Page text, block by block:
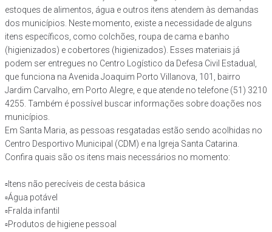
estoques de alimentos, água e outros itens atendem às demandas
dos municípios. Neste momento, existe a necessidade de alguns
itens específicos, como colchões, roupa de cama e banho
(higienizados) e cobertores (higienizados). Esses materiais já
podem ser entregues no Centro Logístico da Defesa Civil Estadual,
que funciona na Avenida Joaquim Porto Villanova, 101, bairro
Jardim Carvalho, em Porto Alegre, e que atende no telefone (51) 3210
4255. Também é possível buscar informações sobre doações nos
municípios.
Em Santa Maria, as pessoas resgatadas estão sendo acolhidas no
Centro Desportivo Municipal (CDM) e na Igreja Santa Catarina.
Confira quais são os itens mais necessários no momento:
▫️Itens não perecíveis de cesta básica
▫️Água potável
▫️Fralda infantil
▫️Produtos de higiene pessoal